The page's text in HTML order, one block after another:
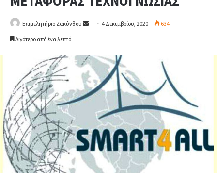
Επιμελητήριο Ζακύνθου
d
a
n
e
i
l
4 Δεκεμβρίου, 2020 634
Λιγότερο από ένα λεπτό